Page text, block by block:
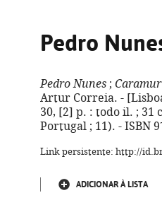
Pedro
Pedro Nunes ;
Artur Correia. -
30, [2] p. : todo il. ; 31
Portugal ; 11). - ISBN
Link persistente: http://
ADICIONAR À LISTA